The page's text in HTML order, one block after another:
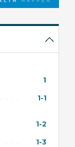
1
1-1
1-2
1-3